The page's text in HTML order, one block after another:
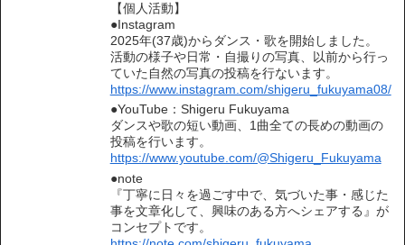
【個人活動】
●Instagram
2025年(37歳)からダンス・歌を開始しました。
活動の様子や日常・自撮りの写真、以前から行っ
ていた自然の写真の投稿を行ないます。
https://www.instagram.com/shigeru_fukuyama08/
●YouTube：Shigeru Fukuyama
ダンスや歌の短い動画、1曲全ての長めの動画の
投稿を行います。
https://www.youtube.com/@Shigeru_Fukuyama
●note
『丁寧に日々を過ごす中で、気づいた事・感じた
事を文章化して、興味のある方へシェアする』が
コンセプトです。